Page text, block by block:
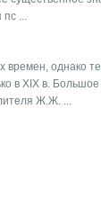
пс ...
однако
в XIX в.
Ж.Ж. ...